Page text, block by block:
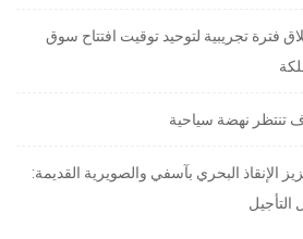
فترة تجريبية لتوحيد توقيت افتتاح سوق
تنتظر نهضة سياحية
الإنقاذ البحري بآسفي والصويرية القديمة:
التأجيل